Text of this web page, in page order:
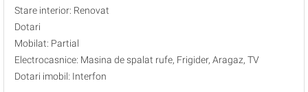
Stare interior: Renovat
Dotari
Mobilat: Partial
Electrocasnice: Masina de spalat rufe, Frigider, Aragaz, TV
Dotari imobil: Interfon